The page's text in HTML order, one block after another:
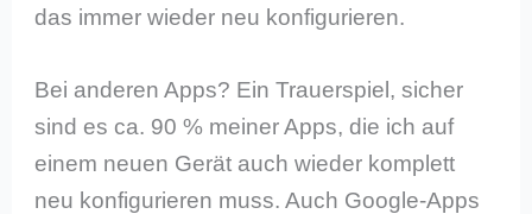
das immer wieder neu konfigurieren.
Bei anderen Apps? Ein Trauerspiel, sicher
sind es ca. 90 % meiner Apps, die ich auf
einem neuen Gerät auch wieder komplett
neu konfigurieren muss. Auch Google-Apps